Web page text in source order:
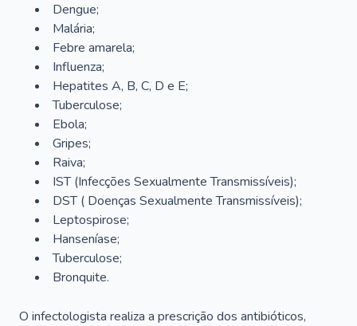
Dengue;
Malária;
Febre amarela;
Influenza;
Hepatites A, B, C, D e E;
Tuberculose;
Ebola;
Gripes;
Raiva;
IST (Infecções Sexualmente Transmissíveis);
DST ( Doenças Sexualmente Transmissíveis);
Leptospirose;
Hanseníase;
Tuberculose;
Bronquite.
O infectologista realiza a prescrição dos antibióticos,